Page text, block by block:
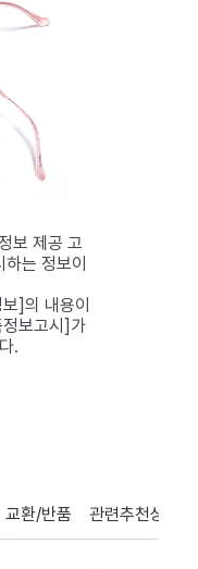
보 제공 고
는 정보이
]의 내용이
보고시]가
.
교환/반품 관련추천상품